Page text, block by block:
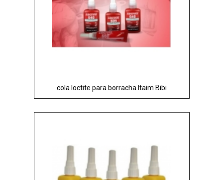
cola loctite para borracha Itaim Bibi